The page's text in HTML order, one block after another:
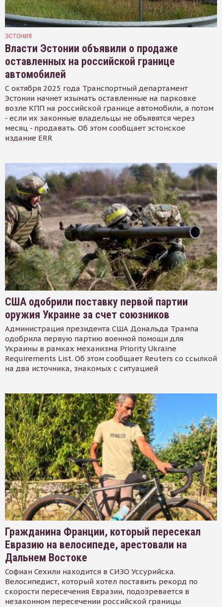
ЭСТОНИЯ
Власти Эстонии объявили о продаже
оставленных на российской границе
автомобилей
С октября 2025 года Транспортный департамент
Эстонии начнет изымать оставленные на парковке
возле КПП на российской границе автомобили, а потом
- если их законные владельцы не объявятся через
месяц - продавать. Об этом сообщает эстонское
издание ERR
США одобрили поставку первой партии
оружия Украине за счет союзников
Администрация президента США Дональда Трампа
одобрила первую партию военной помощи для
Украины в рамках механизма Priority Ukraine
Requirements List. Об этом сообщает Reuters со ссылкой
на два источника, знакомых с ситуацией
Гражданина Франции, который пересекал
Евразию на велосипеде, арестовали на
Дальнем Востоке
Софиан Сехили находится в СИЗО Уссурийска.
Велосипедист, который хотел поставить рекорд по
скорости пересечения Евразии, подозревается в
незаконном пересечении российской границы